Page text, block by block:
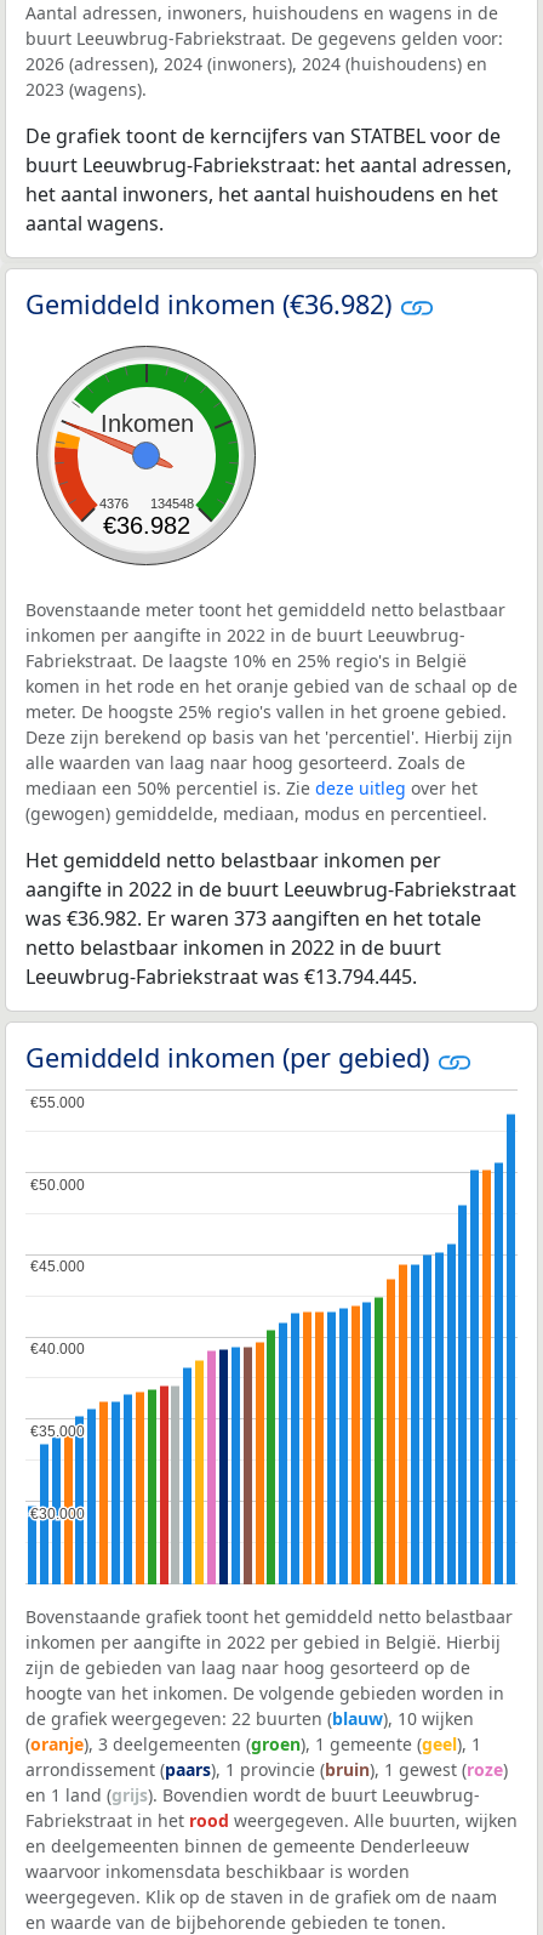
Aantal adressen, inwoners, huishoudens en wagens in de
buurt Leeuwbrug-Fabriekstraat. De gegevens gelden voor:
2026 (adressen), 2024 (inwoners), 2024 (huishoudens) en
2023 (wagens).
De grafiek toont de kerncijfers van STATBEL voor de
buurt Leeuwbrug-Fabriekstraat: het aantal adressen,
het aantal inwoners, het aantal huishoudens en het
aantal wagens.
Gemiddeld inkomen (€36.982)
Inkomen
4376 134548
€36.982
Bovenstaande meter toont het gemiddeld netto belastbaar
inkomen per aangifte in 2022 in de buurt Leeuwbrug-
Fabriekstraat. De laagste 10% en 25% regio's in België
komen in het rode en het oranje gebied van de schaal op de
meter. De hoogste 25% regio's vallen in het groene gebied.
Deze zijn berekend op basis van het 'percentiel'. Hierbij zijn
alle waarden van laag naar hoog gesorteerd. Zoals de
mediaan een 50% percentiel is. Zie deze uitleg over het
(gewogen) gemiddelde, mediaan, modus en percentieel.
Het gemiddeld netto belastbaar inkomen per
aangifte in 2022 in de buurt Leeuwbrug-Fabriekstraat
was €36.982. Er waren 373 aangiften en het totale
netto belastbaar inkomen in 2022 in de buurt
Leeuwbrug-Fabriekstraat was €13.794.445.
Gemiddeld inkomen (per gebied)
€30.000
€30.000
€35.000
€35.000
€40.000
€40.000
€45.000
€45.000
€50.000
€50.000
€55.000
€55.000
Bovenstaande grafiek toont het gemiddeld netto belastbaar
inkomen per aangifte in 2022 per gebied in België. Hierbij
zijn de gebieden van laag naar hoog gesorteerd op de
hoogte van het inkomen. De volgende gebieden worden in
de grafiek weergegeven: 22 buurten (blauw), 10 wijken
(oranje), 3 deelgemeenten (groen), 1 gemeente (geel), 1
arrondissement (paars), 1 provincie (bruin), 1 gewest (roze)
en 1 land (grijs). Bovendien wordt de buurt Leeuwbrug-
Fabriekstraat in het rood weergegeven. Alle buurten, wijken
en deelgemeenten binnen de gemeente Denderleeuw
waarvoor inkomensdata beschikbaar is worden
weergegeven. Klik op de staven in de grafiek om de naam
en waarde van de bijbehorende gebieden te tonen.